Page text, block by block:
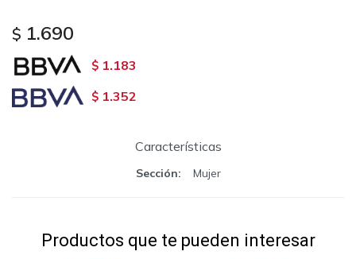
$ 1.690
$ 1.183
$ 1.352
Características
Sección Mujer
Productos que te pueden interesar